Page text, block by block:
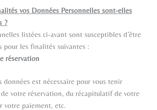
vos Données Personnelles sont-elles
?
listées ci-avant sont susceptibles d’être
pour les finalités suivantes :
réservation
données est nécessaire pour vous tenir
votre réservation, du récapitulatif de votre
votre paiement, etc.